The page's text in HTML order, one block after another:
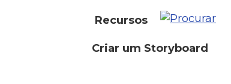
Recursos
Criar um Storyboard